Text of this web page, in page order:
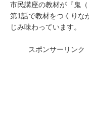
市民講座の教材が『鬼
第1話で教材をつくりな
じみ味わっています。
スポンサーリンク